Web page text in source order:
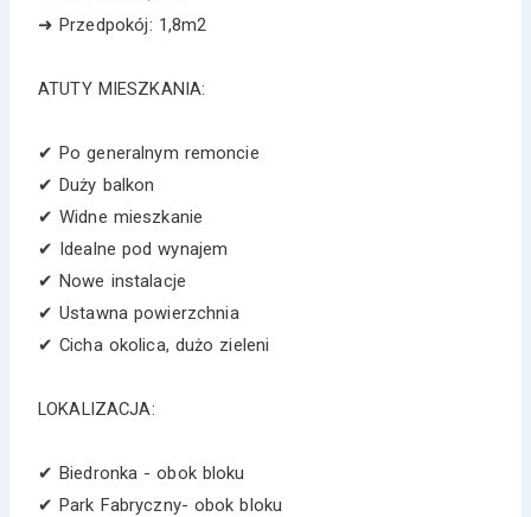
➜ Przedpokój: 1,8m2
ATUTY MIESZKANIA:
✔ Po generalnym remoncie
✔ Duży balkon
✔ Widne mieszkanie
✔ Idealne pod wynajem
✔ Nowe instalacje
✔ Ustawna powierzchnia
✔ Cicha okolica, dużo zieleni
LOKALIZACJA:
✔ Biedronka - obok bloku
✔ Park Fabryczny- obok bloku